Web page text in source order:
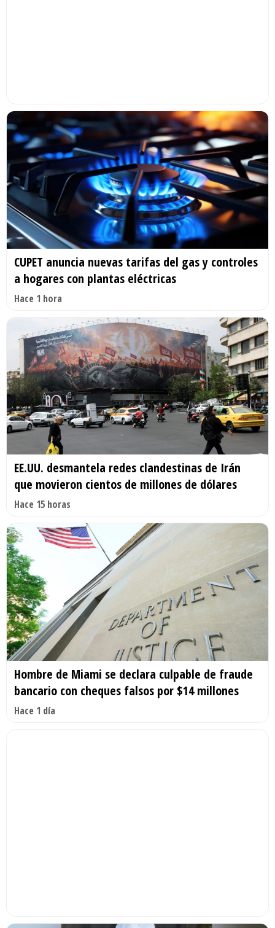
CUPET anuncia nuevas tarifas del gas y controles
a hogares con plantas eléctricas
Hace 1 hora
EE.UU. desmantela redes clandestinas de Irán
que movieron cientos de millones de dólares
Hace 15 horas
Hombre de Miami se declara culpable de fraude
bancario con cheques falsos por $14 millones
Hace 1 día